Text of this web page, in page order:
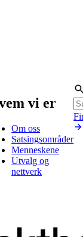
vi er
Om oss
Satsingsområder
Menneskene
Utvalg og
nettverk